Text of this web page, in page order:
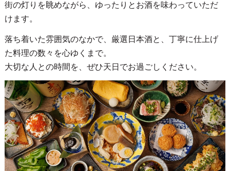
街の灯りを眺めながら、ゆったりとお酒を味わっていただ
けます。
落ち着いた雰囲気のなかで、厳選日本酒と、丁寧に仕上げ
た料理の数々を心ゆくまで。
大切な人との時間を、ぜひ天日でお過ごしください。